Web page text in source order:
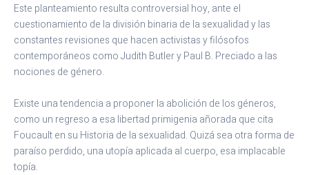
Este planteamiento resulta controversial hoy, ante el
cuestionamiento de la división binaria de la sexualidad y las
constantes revisiones que hacen activistas y filósofos
contemporáneos como Judith Butler y Paul B. Preciado a las
nociones de género.
Existe una tendencia a proponer la abolición de los géneros,
como un regreso a esa libertad primigenia añorada que cita
Foucault en su Historia de la sexualidad. Quizá sea otra forma de
paraíso perdido, una utopía aplicada al cuerpo, esa implacable
topía.